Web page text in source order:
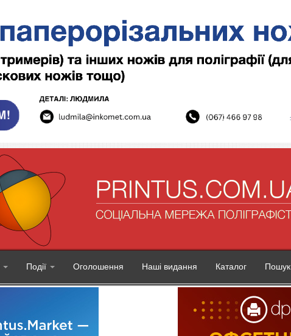
Події Оголошення Наші видання Каталог Пошук